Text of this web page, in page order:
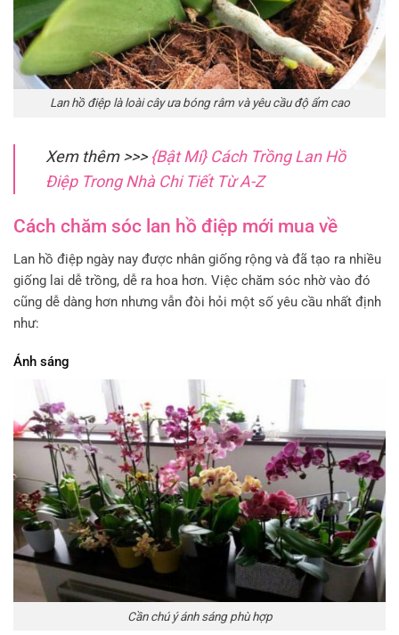
Lan hồ điệp là loài cây ưa bóng râm và yêu cầu độ ẩm cao
Xem thêm >>>{Bật Mí} Cách Trồng Lan Hồ
Điệp Trong Nhà Chi Tiết Từ A-Z
Cách chăm sóc lan hồ điệp mới mua về
Lan hồ điệp ngày nay được nhân giống rộng và đã tạo ra nhiều
giống lai dễ trồng, dễ ra hoa hơn. Việc chăm sóc nhờ vào đó
cũng dễ dàng hơn nhưng vẫn đòi hỏi một số yêu cầu nhất định
như:
Ánh sáng
Cần chú ý ánh sáng phù hợp